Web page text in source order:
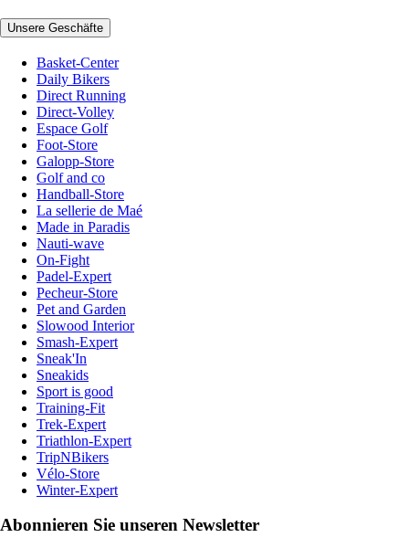
Unsere Geschäfte
Basket-Center
Daily Bikers
Direct Running
Direct-Volley
Espace Golf
Foot-Store
Galopp-Store
Golf and co
Handball-Store
La sellerie de Maé
Made in Paradis
Nauti-wave
On-Fight
Padel-Expert
Pecheur-Store
Pet and Garden
Slowood Interior
Smash-Expert
Sneak'In
Sneakids
Sport is good
Training-Fit
Trek-Expert
Triathlon-Expert
TripNBikers
Vélo-Store
Winter-Expert
Abonnieren Sie unseren Newsletter